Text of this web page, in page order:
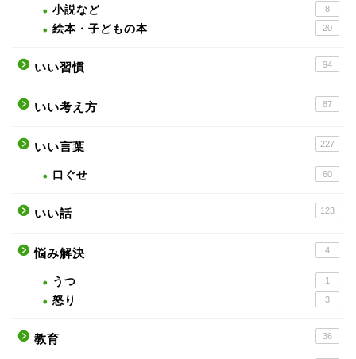
小説など 8
絵本・子どもの本 20
いい習慣 94
いい考え方 87
いい言葉 227
口ぐせ 60
いい話 123
悩み解決 4
うつ 1
怒り 3
教育 36